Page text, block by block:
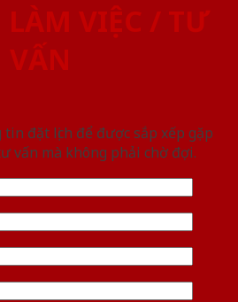
VIỆC / TƯ
VẤN
đặt lịch để được sắp xếp gặp
vấn mà không phải chờ đợi.